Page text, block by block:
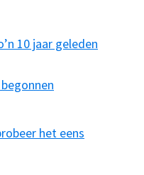
10 jaar geleden
het eens